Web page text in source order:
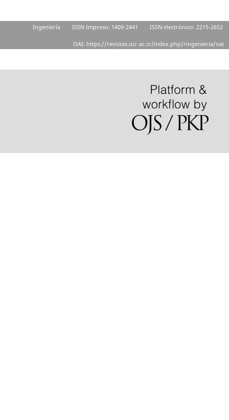
Ingeniería ISSN Impreso: 1409-2441 ISSN electrónico: 2215-2652
OAI: https://revistas.ucr.ac.cr/index.php/ringenieria/oai